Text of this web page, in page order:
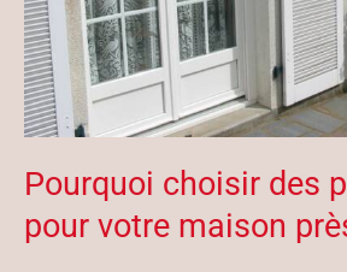
Pourquoi choisir des
pour votre maison